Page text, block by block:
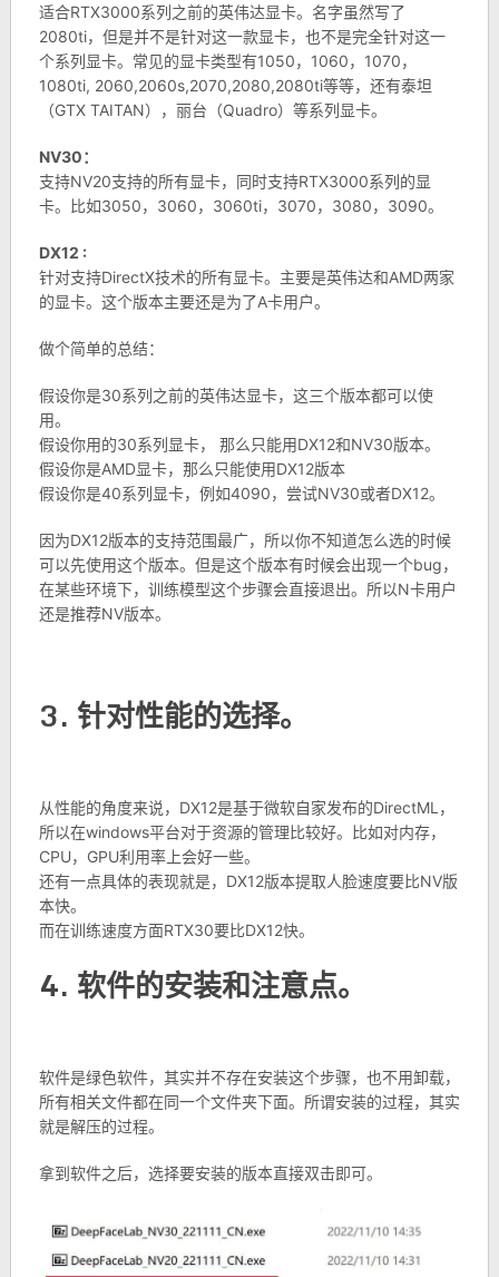
适合RTX3000系列之前的英伟达显卡。名字虽然写了
2080ti，但是并不是针对这一款显卡，也不是完全针对这一
个系列显卡。常见的显卡类型有1050，1060，1070，
1080ti, 2060,2060s,2070,2080,2080ti等等，还有泰坦
（GTX TAITAN），丽台（Quadro）等系列显卡。
NV30：
支持NV20支持的所有显卡，同时支持RTX3000系列的显
卡。比如3050，3060，3060ti，3070，3080，3090。
DX12 :
针对支持DirectX技术的所有显卡。主要是英伟达和AMD两家
的显卡。这个版本主要还是为了A卡用户。
做个简单的总结：
假设你是30系列之前的英伟达显卡，这三个版本都可以使
用。
假设你用的30系列显卡， 那么只能用DX12和NV30版本。
假设你是AMD显卡，那么只能使用DX12版本
假设你是40系列显卡，例如4090，尝试NV30或者DX12。
因为DX12版本的支持范围最广，所以你不知道怎么选的时候
可以先使用这个版本。但是这个版本有时候会出现一个bug，
在某些环境下，训练模型这个步骤会直接退出。所以N卡用户
还是推荐NV版本。
3. 针对性能的选择。
从性能的角度来说，DX12是基于微软自家发布的DirectML，
所以在windows平台对于资源的管理比较好。比如对内存，
CPU，GPU利用率上会好一些。
还有一点具体的表现就是，DX12版本提取人脸速度要比NV版
本快。
而在训练速度方面RTX30要比DX12快。
4. 软件的安装和注意点。
软件是绿色软件，其实并不存在安装这个步骤，也不用卸载，
所有相关文件都在同一个文件夹下面。所谓安装的过程，其实
就是解压的过程。
拿到软件之后，选择要安装的版本直接双击即可。